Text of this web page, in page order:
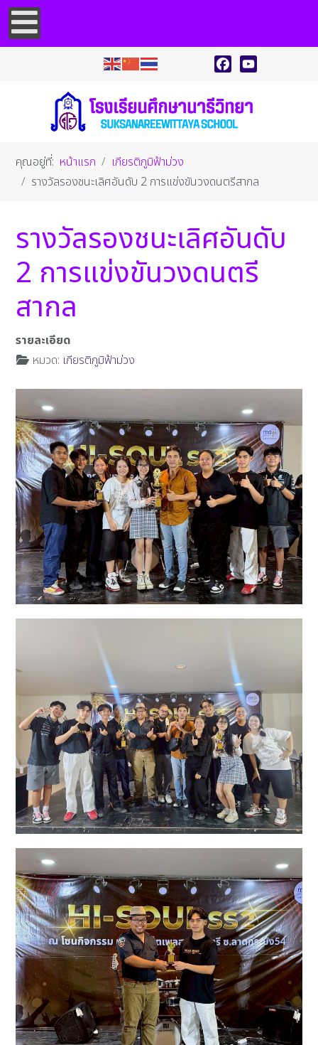
คุณอยู่ที่: หน้าแรก
เกียรติภูมิฟ้าม่วง
รางวัลรองชนะเลิศอันดับ 2 การแข่งขันวงดนตรีสากล
รางวัลรองชนะเลิศอันดับ
2 การแข่งขันวงดนตรี
สากล
รายละเอียด
หมวด: เกียรติภูมิฟ้าม่วง